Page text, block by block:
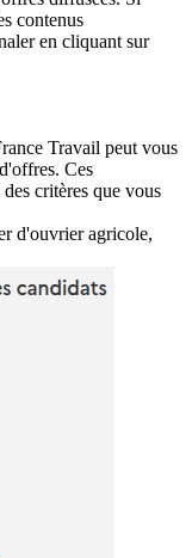
contenus
en cliquant sur
Travail peut vous
Ces
critères que vous
d'ouvrier agricole,